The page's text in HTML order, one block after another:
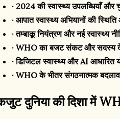
· 2024 की स्वास्थ्य उपलब्धियाँ और
· आपात स्वास्थ्य अभियानों की
· तम्बाकू नियंत्रण और नई स्वास्थ्य
· WHO का बजट संकट और सदस्य
· डिजिटल स्वास्थ्य और AI आधारित
· WHO के भीतर संगठनात्मक बदलाव
दुनिया की दिशा में